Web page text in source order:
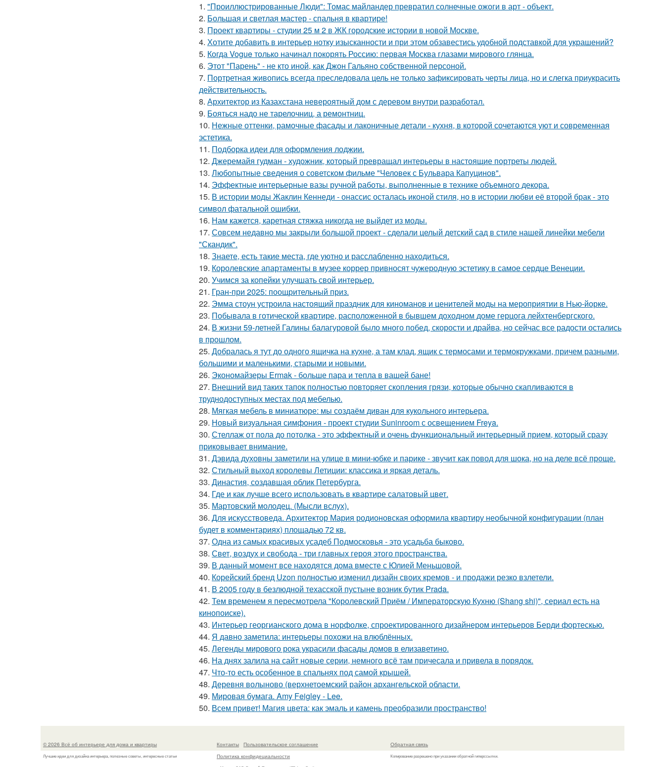
1. "Проиллюстрированные Люди": Томас майландер превратил солнечные ожоги в арт - объект.
2. Большая и светлая мастер - спальня в квартире!
3. Проект квартиры - студии 25 м 2 в ЖК городские истории в новой Москве.
4. Хотите добавить в интерьер нотку изысканности и при этом обзавестись удобной подставкой для украшений?
5. Когда Vogue только начинал покорять Россию: первая Москва глазами мирового глянца.
6. Этот "Парень" - не кто иной, как Джон Гальяно собственной персоной.
7. Портретная живопись всегда преследовала цель не только зафиксировать черты лица, но и слегка приукрасить
действительность.
8. Архитектор из Казахстана невероятный дом с деревом внутри разработал.
9. Бояться надо не тарелочниц, а ремонтниц.
10. Нежные оттенки, рамочные фасады и лаконичные детали - кухня, в которой сочетаются уют и современная
эстетика.
11. Подборка идеи для оформления лоджии.
12. Джеремайя гудман - художник, который превращал интерьеры в настоящие портреты людей.
13. Любопытные сведения о советском фильме "Человек с Бульвара Капуцинов".
14. Эффектные интерьерные вазы ручной работы, выполненные в технике объемного декора.
15. В истории моды Жаклин Кеннеди - онассис осталась иконой стиля, но в истории любви её второй брак - это
символ фатальной ошибки.
16. Нам кажется, каретная стяжка никогда не выйдет из моды.
17. Совсем недавно мы закрыли большой проект - сделали целый детский сад в стиле нашей линейки мебели
"Скандик".
18. Знаете, есть такие места, где уютно и расслабленно находиться.
19. Королевские апартаменты в музее коррер привносят чужеродную эстетику в самое сердце Венеции.
20. Учимся за копейки улучшать свой интерьер.
21. Гран-при 2025: поощрительный приз.
22. Эмма стоун устроила настоящий праздник для киноманов и ценителей моды на мероприятии в Нью-йорке.
23. Побывала в готической квартире, расположенной в бывшем доходном доме герцога лейхтенбергского.
24. В жизни 59-летней Галины балагуровой было много побед, скорости и драйва, но сейчас все радости остались
в прошлом.
25. Добралась я тут до одного ящичка на кухне, а там клад, ящик с термосами и термокружками, причем разными,
большими и маленькими, старыми и новыми.
26. Экономайзеры Ermak - больше пара и тепла в вашей бане!
27. Внешний вид таких тапок полностью повторяет скопления грязи, которые обычно скапливаются в
труднодоступных местах под мебелью.
28. Мягкая мебель в миниатюре: мы создаём диван для кукольного интерьера.
29. Новый визуальная симфония - проект студии Suninroom с освещением Freya.
30. Стеллаж от пола до потолка - это эффектный и очень функциональный интерьерный прием, который сразу
приковывает внимание.
31. Дэвида духовны заметили на улице в мини-юбке и парике - звучит как повод для шока, но на деле всё проще.
32. Стильный выход королевы Летиции: классика и яркая деталь.
33. Династия, создавшая облик Петербурга.
34. Где и как лучше всего использовать в квартире салатовый цвет.
35. Мартовский молодец. (Мысли вслух).
36. Для искусствоведа. Архитектор Мария родионовская оформила квартиру необычной конфигурации (план
будет в комментариях) площадью 72 кв.
37. Одна из самых красивых усадеб Подмосковья - это усадьба быково.
38. Свет, воздух и свобода - три главных героя этого пространства.
39. В данный момент все находятся дома вместе с Юлией Меньшовой.
40. Корейский бренд Uzon полностью изменил дизайн своих кремов - и продажи резко взлетели.
41. В 2005 году в безлюдной техасской пустыне возник бутик Prada.
42. Тем временем я пересмотрела "Королевский Приём / Императорскую Кухню (Shang shi)", сериал есть на
кинопоиске).
43. Интерьер георгианского дома в норфолке, спроектированного дизайнером интерьеров Берди фортескью.
44. Я давно заметила: интерьеры похожи на влюблённых.
45. Легенды мирового рока украсили фасады домов в елизаветино.
46. На днях залила на сайт новые серии, немного всё там причесала и привела в порядок.
47. Что-то есть особенное в спальнях под самой крышей.
48. Деревня волыново (верхнетоемский район архангельской области.
49. Мировая бумага. Amy Feigley - Lee.
50. Всем привет! Магия цвета: как эмаль и камень преобразили пространство!
© 2026 Всё об интерьере для дома и квартиры
Лучшие идеи для дизайна интерьера, полезные советы, интересные статьи
Контакты
Пользовательское соглашение
Политика конфидециальности
Обратная связь
Копирование разрешено при указании обратной гиперссылки.